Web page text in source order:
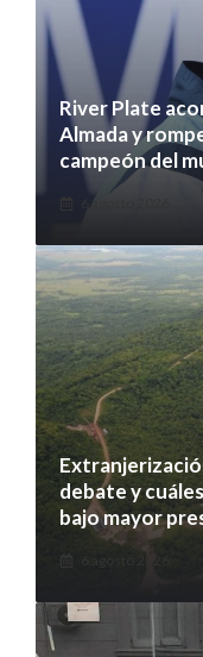
River Plate
Almada y
campeón del
6 agosto 2026
debate y
bajo mayor